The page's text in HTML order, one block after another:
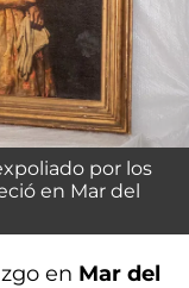
por los
en Mar del
en Mar del